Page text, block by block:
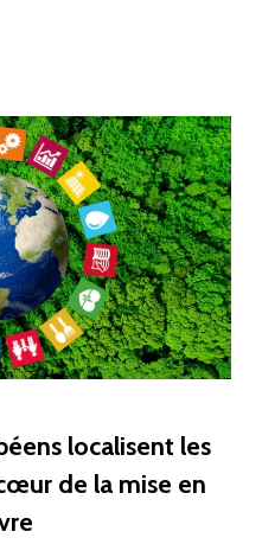
localisent les
de la mise en